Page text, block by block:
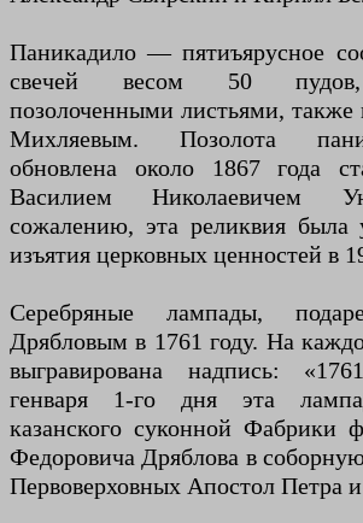
Паникадило — пятиъярусное
свечей весом 50 пудов,
позолоченными листьями, также
Михляевым. Позолота
обновлена около 1867 года
Василием Николаевичем
сожалению, эта реликвия была
изъятия церковных ценностей в
Серебряные лампады,
Дрябловым в 1761 году. На
выгравирована надпись:
генваря 1-го дня эта
казанского суконной Фабрики
Федоровича Дряблова в
Первоверховных Апостол Петра